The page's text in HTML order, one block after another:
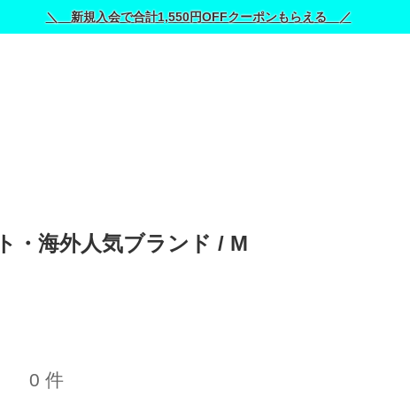
＼ 新規入会で合計1,550円OFFクーポンもらえる ／
・海外人気ブランド / M
0 件